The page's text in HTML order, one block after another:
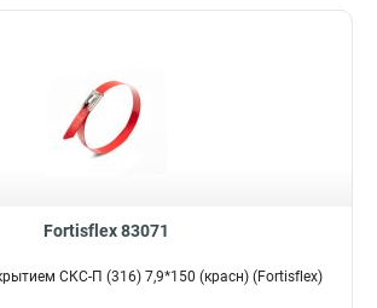
Fortisflex 83071
СКС-П (316) 7,9*150 (красн) (Fortisflex)